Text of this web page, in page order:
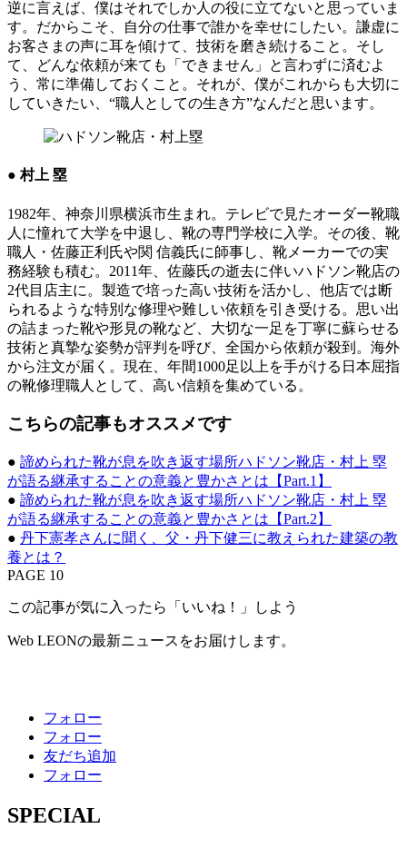
逆に言えば、僕はそれでしか人の役に立てないと思っていま
す。だからこそ、自分の仕事で誰かを幸せにしたい。謙虚に
お客さまの声に耳を傾けて、技術を磨き続けること。そし
て、どんな依頼が来ても「できません」と言わずに済むよ
う、常に準備しておくこと。それが、僕がこれからも大切に
していきたい、“職人としての生き方”なんだと思います。
● 村上 塁
1982年、神奈川県横浜市生まれ。テレビで見たオーダー靴職
人に憧れて大学を中退し、靴の専門学校に入学。その後、靴
職人・佐藤正利氏や関 信義氏に師事し、靴メーカーでの実
務経験も積む。2011年、佐藤氏の逝去に伴いハドソン靴店の
2代目店主に。製造で培った高い技術を活かし、他店では断
られるような特別な修理や難しい依頼を引き受ける。思い出
の詰まった靴や形見の靴など、大切な一足を丁寧に蘇らせる
技術と真摯な姿勢が評判を呼び、全国から依頼が殺到。海外
から注文が届く。現在、年間1000足以上を手がける日本屈指
の靴修理職人として、高い信頼を集めている。
こちらの記事もオススメです
● 諦められた靴が息を吹き返す場所ハドソン靴店・村上 塁
が語る継承することの意義と豊かさとは【Part.1】
● 諦められた靴が息を吹き返す場所ハドソン靴店・村上 塁
が語る継承することの意義と豊かさとは【Part.2】
● 丹下憲孝さんに聞く、父・丹下健三に教えられた建築の教
養とは？
PAGE 10
この記事が気に入ったら「いいね！」しよう
Web LEONの最新ニュースをお届けします。
フォロー
フォロー
友だち追加
フォロー
SPECIAL